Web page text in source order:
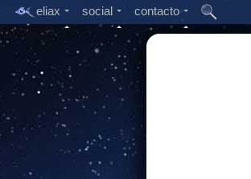
eliax social contacto